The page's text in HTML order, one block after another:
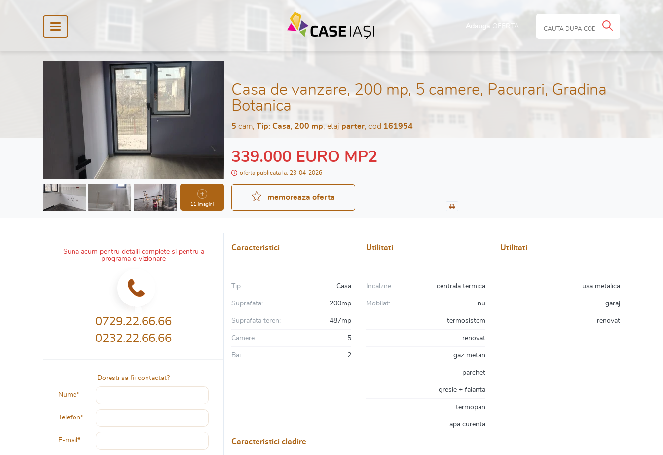
Adauga OFERTA
11 imagini
Casa de vanzare, 200 mp, 5 camere, Pacurari, Gradina
Botanica
5 cam, Tip: Casa 200 mp , etaj parter, cod 161954
339.000 EURO MP2
oferta publicata la: 23-04-2026
memoreaza oferta
Suna acum pentru detalii complete si pentru a
programa o vizionare
0729.22.66.66
0232.22.66.66
Doresti sa fii contactat?
Nume*
Telefon*
E-mail*
Caracteristici
Tip: Casa
Suprafata: 200mp
Suprafata teren: 487mp
Camere: 5
Bai 2
Utilitati
Incalzire: centrala termica
Mobilat: nu
termosistem
renovat
gaz metan
parchet
gresie + faianta
termopan
apa curenta
Utilitati
usa metalica
garaj
renovat
Caracteristici cladire